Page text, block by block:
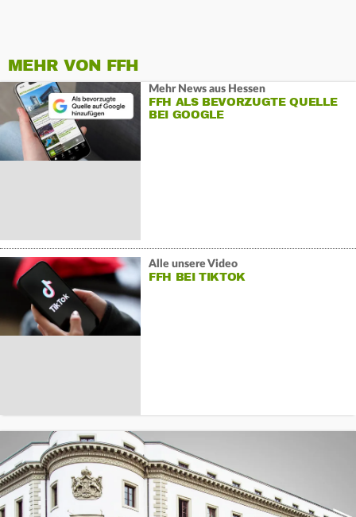
MEHR VON FFH
Mehr News aus Hessen
FFH ALS BEVORZUGTE QUELLE
BEI GOOGLE
Alle unsere Video
FFH BEI TIKTOK